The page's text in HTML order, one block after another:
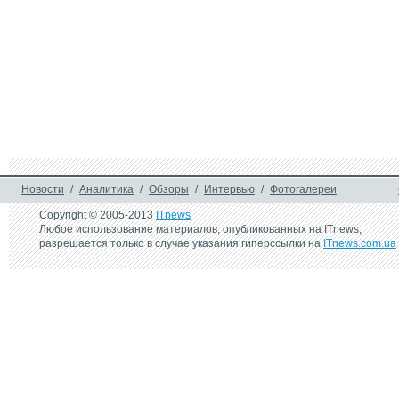
Новости / Аналитика / Обзоры / Интервью / Фотогалереи
Copyright © 2005-2013ITnews
Любое использование материалов, опубликованных на ITnews,
разрешается только в случае указания гиперссылки наITnews.com.ua